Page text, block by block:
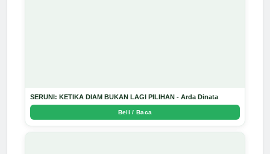
SERUNI: KETIKA DIAM BUKAN LAGI PILIHAN - Arda Dinata
Beli / Baca